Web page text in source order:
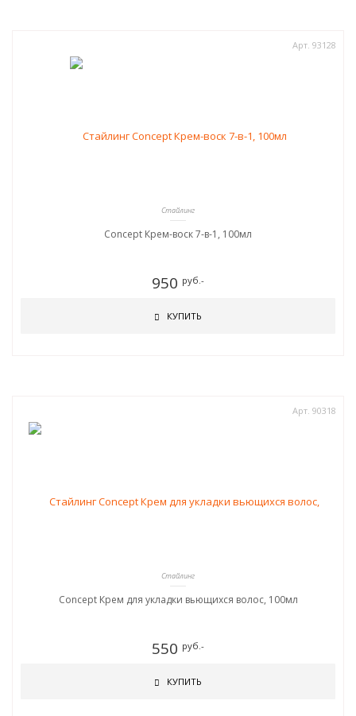
Арт. 93128
Стайлинг
Concept Крем-воск 7-в-1, 100мл
950 руб.-
КУПИТЬ
Арт. 90318
Стайлинг
Concept Крем для укладки вьющихся волос, 100мл
550 руб.-
КУПИТЬ